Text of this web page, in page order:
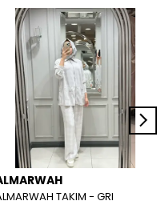
TAKIM - GRI